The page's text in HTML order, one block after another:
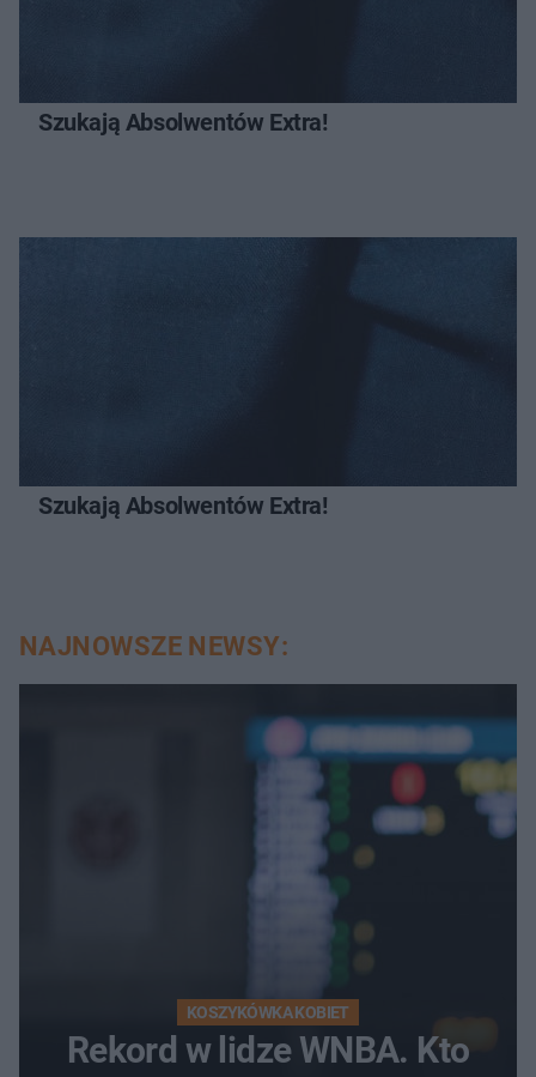
Szukają Absolwentów Extra!
Szukają Absolwentów Extra!
NAJNOWSZE NEWSY:
KOSZYKÓWKA KOBIET
Rekord w lidze WNBA. Kto